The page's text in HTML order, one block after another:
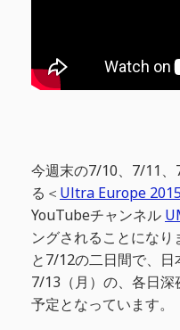
今週末の7/10、7/11
る＜ Ultra Europe
YouTubeチャンネル
ングされることにな
と7/12の二日間で、
7/13（月）の、各日深
予定となっています。